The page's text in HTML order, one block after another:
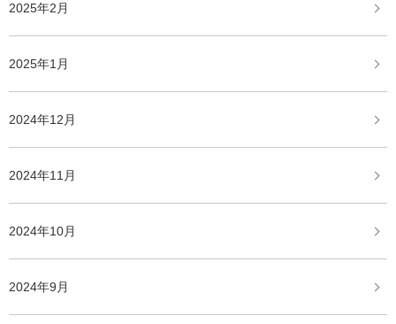
2025年2月
2025年1月
2024年12月
2024年11月
2024年10月
2024年9月